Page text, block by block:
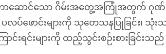
ဆောင်သော ဂိမ်းအတွေ့အကြုံအတွက် ဂုဏ်သိက္
လပ်ဖောင်းများကို သုတေသနပြုခြင်း၊ သုံးသ
ာင်းရင်းများကို ထည့်သွင်းစဉ်းစားခြ